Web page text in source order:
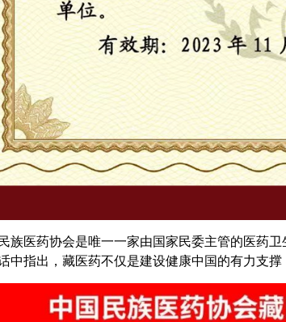
族医药协会是唯一一家由国家民委主管的医药
中指出，藏医药不仅是建设健康中国的有力支撑